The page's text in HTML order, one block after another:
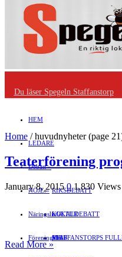
Du läser Spegeln Staffanstorp
HEM
LEDARE
Debatt »
RIKSDEBATT
LOKALDEBATT
STAFFANSTORPS
NÖJE »
KULTUR
Mat
Näringsliv »
JOBB
Föreningsliv »
Home /huvudnyheter(page
Teaterförening
January 8, 2015 0 1,830 Views
Read More »